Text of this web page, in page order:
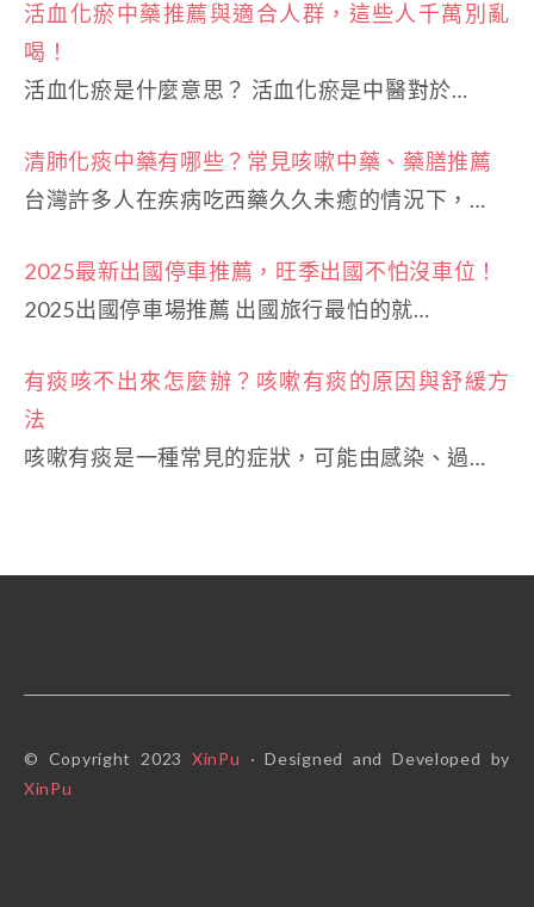
活血化瘀中藥推薦與適合人群，這些人千萬別亂
喝！
活血化瘀是什麼意思？ 活血化瘀是中醫對於…
清肺化痰中藥有哪些？常見咳嗽中藥、藥膳推薦
台灣許多人在疾病吃西藥久久未癒的情況下，…
2025最新出國停車推薦，旺季出國不怕沒車位！
2025出國停車場推薦 出國旅行最怕的就…
有痰咳不出來怎麼辦？咳嗽有痰的原因與舒緩方
法
咳嗽有痰是一種常見的症狀，可能由感染、過…
© Copyright 2023XinPu · Designed and Developed by
XinPu